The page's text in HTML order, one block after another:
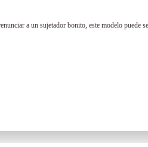
a un sujetador bonito, este modelo puede